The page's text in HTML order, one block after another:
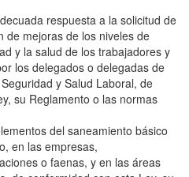
respuesta a la solicitud de
de mejoras de los niveles de
y la salud de los trabajadores y
los delegados o delegadas de
y Salud Laboral, de
su Reglamento o las normas
del saneamiento básico
en las empresas,
o faenas, y en las áreas